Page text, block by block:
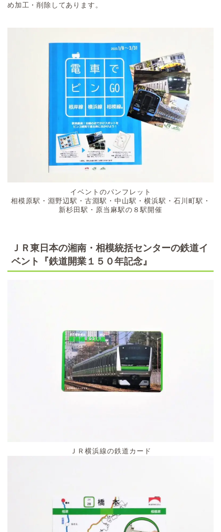
め加工・削除してあります。
イベントのパンフレット
相模原駅・淵野辺駅・古淵駅・中山駅・横浜駅・石川町駅・
新杉田駅・原当麻駅の８駅開催
ＪＲ東日本の湘南・相模統括センターの鉄道イ
ベント『鉄道開業１５０年記念』
ＪＲ横浜線の鉄道カード